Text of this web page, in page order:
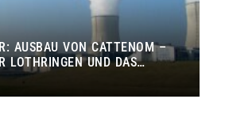
AUSBAU VON CATTENOM –
LOTHRINGEN UND DAS